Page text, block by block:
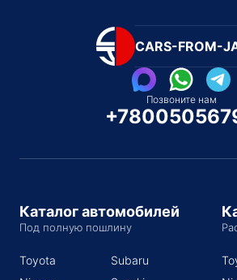
CARS-FROM-
Позвоните нам
Каталог автомобилей
Под полную пошлину
Toyota
Subaru